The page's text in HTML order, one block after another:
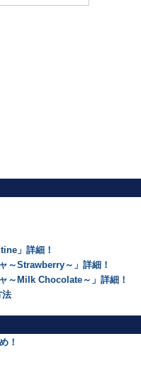
」詳細！
～Strawberry～」詳細！
～Milk Chocolate～」詳細！
法
！